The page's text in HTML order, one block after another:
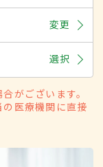
変更
選択
がございます。
医療機関に直接